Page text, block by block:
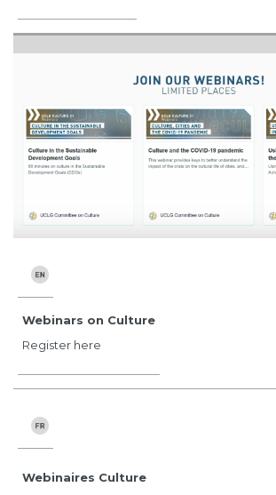
Webinars on Culture
Register here
Webinaires Culture